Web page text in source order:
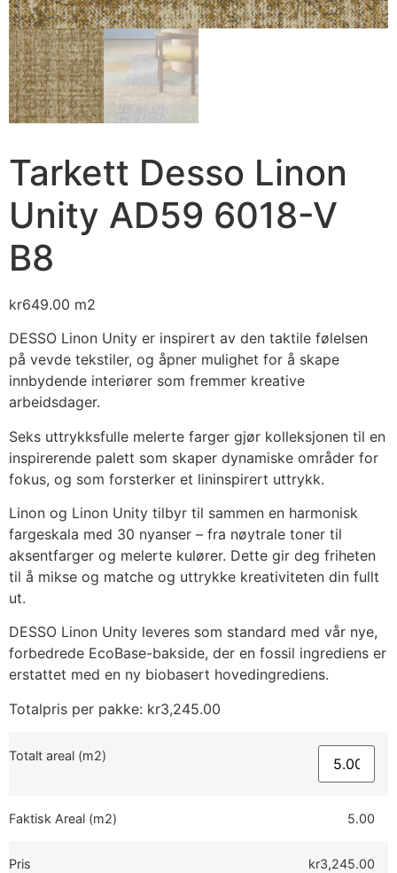
Tarkett Desso Linon
Unity AD59 6018-V
B8
kr649.00 m2
DESSO Linon Unity er inspirert av den taktile følelsen
på vevde tekstiler, og åpner mulighet for å skape
innbydende interiører som fremmer kreative
arbeidsdager.
Seks uttrykksfulle melerte farger gjør kolleksjonen til en
inspirerende palett som skaper dynamiske områder for
fokus, og som forsterker et lininspirert uttrykk.
Linon og Linon Unity tilbyr til sammen en harmonisk
fargeskala med 30 nyanser – fra nøytrale toner til
aksentfarger og melerte kulører. Dette gir deg friheten
til å mikse og matche og uttrykke kreativiteten din fullt
ut.
DESSO Linon Unity leveres som standard med vår nye,
forbedrede EcoBase-bakside, der en fossil ingrediens er
erstattet med en ny biobasert hovedingrediens.
Totalpris per pakke: kr3,245.00
Totalt areal (m2)
Faktisk Areal (m2) 5.00
Pris kr3,245.00